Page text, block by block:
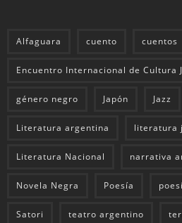
Alfaguara cuento cuentos
Encuentro Internacional de Cultura
género negro Japón Jazz
Literatura argentina literatura
Literatura Nacional narrativa
Novela Negra Poesía
Satori teatro argentino